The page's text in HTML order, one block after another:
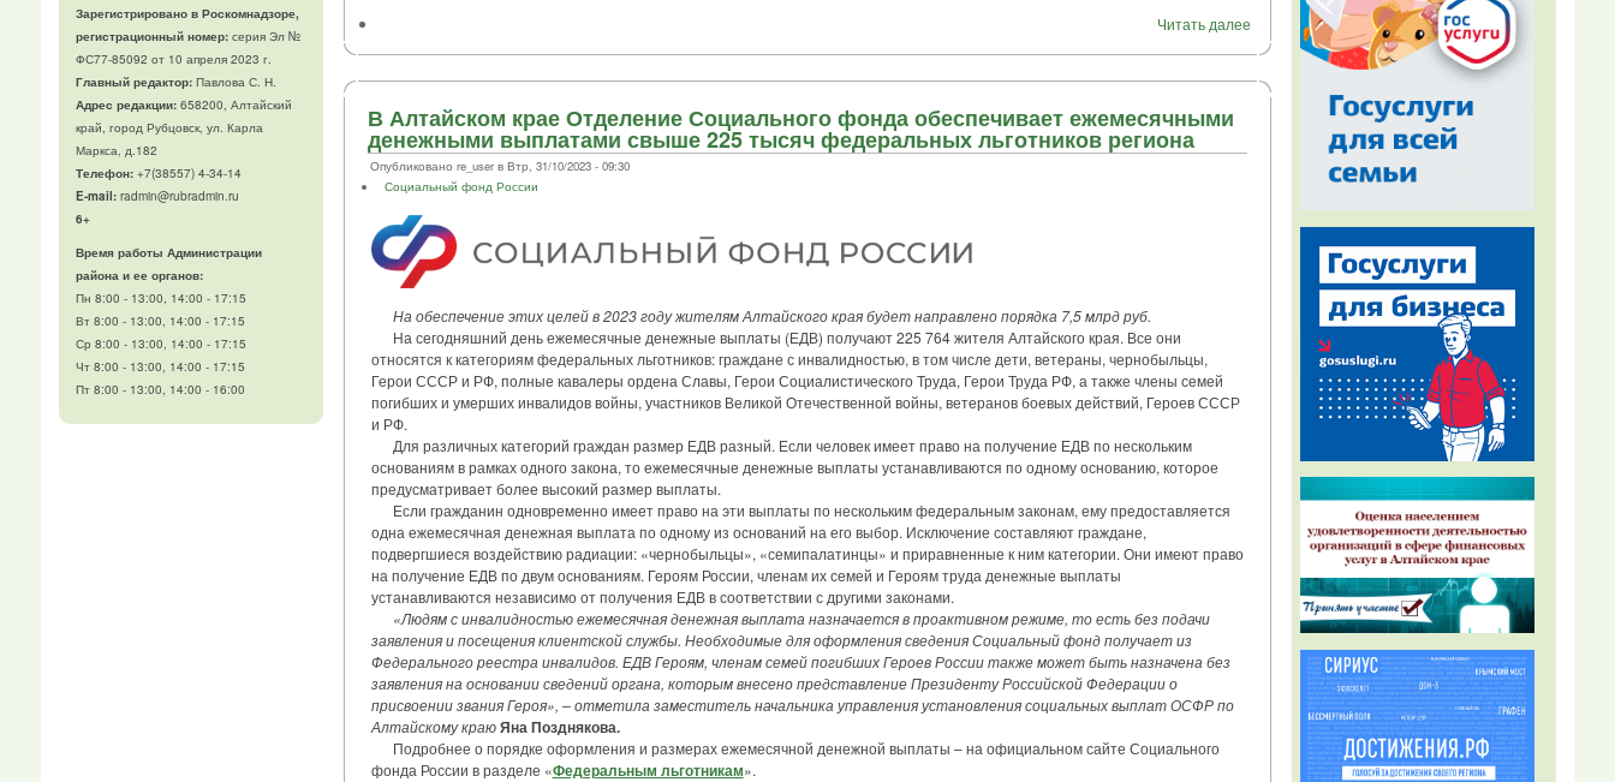
Зарегистрировано в Роскомнадзоре,
регистрационный номер:серия Эл №
ФС77-85092 от 10 апреля 2023 г.
Главный редактор:Павлова С. Н.
Адрес редакции:658200, Алтайский
край, город Рубцовск, ул. Карла
Маркса, д.182
Телефон:+7(38557) 4-34-14
E-mail:radmin@rubradmin.ru
6+
Время работы Администрации
района и ее органов:
Пн 8:00 - 13:00, 14:00 - 17:15
Вт 8:00 - 13:00, 14:00 - 17:15
Ср 8:00 - 13:00, 14:00 - 17:15
Чт 8:00 - 13:00, 14:00 - 17:15
Пт 8:00 - 13:00, 14:00 - 16:00
Читать далее
В Алтайском крае Отделение Социального фонда обеспечивает ежемесячными
денежными выплатами свыше 225 тысяч федеральных льготников региона
Опубликовано re_user в Втр, 31/10/2023 - 09:30
Социальный фонд России
На обеспечение этих целей в 2023 году жителям Алтайского края будет направлено порядка 7,5 млрд руб.
На сегодняшний день ежемесячные денежные выплаты (ЕДВ) получают 225 764 жителя Алтайского края. Все они
относятся к категориям федеральных льготников: граждане с инвалидностью, в том числе дети, ветераны, чернобыльцы,
Герои СССР и РФ, полные кавалеры ордена Славы, Герои Социалистического Труда, Герои Труда РФ, а также члены семей
погибших и умерших инвалидов войны, участников Великой Отечественной войны, ветеранов боевых действий, Героев СССР
и РФ.
Для различных категорий граждан размер ЕДВ разный. Если человек имеет право на получение ЕДВ по нескольким
основаниям в рамках одного закона, то ежемесячные денежные выплаты устанавливаются по одному основанию, которое
предусматривает более высокий размер выплаты.
Если гражданин одновременно имеет право на эти выплаты по нескольким федеральным законам, ему предоставляется
одна ежемесячная денежная выплата по одному из оснований на его выбор. Исключение составляют граждане,
подвергшиеся воздействию радиации: «чернобыльцы», «семипалатинцы» и приравненные к ним категории. Они имеют право
на получение ЕДВ по двум основаниям. Героям России, членам их семей и Героям труда денежные выплаты
устанавливаются независимо от получения ЕДВ в соответствии с другими законами.
«Людям с инвалидностью ежемесячная денежная выплата назначается в проактивном режиме, то есть без подачи
заявления и посещения клиентской службы. Необходимые для оформления сведения Социальный фонд получает из
Федерального реестра инвалидов. ЕДВ Героям, членам семей погибших Героев России также может быть назначена без
заявления на основании сведений органа, которым внесено представление Президенту Российской Федерации о
присвоении звания Героя», – отметила заместитель начальника управления установления социальных выплат ОСФР по
Алтайскому краю Яна Позднякова.
Подробнее о порядке оформления и размерах ежемесячной денежной выплаты – на официальном сайте Социального
фонда России в разделе «Федеральным льготникам».